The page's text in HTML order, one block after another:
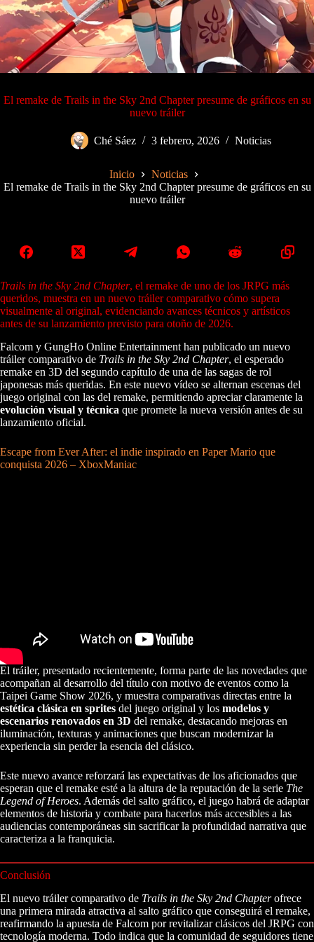
El remake de Trails in the Sky 2nd Chapter presume de gráficos en su
nuevo tráiler
Ché Sáez 3 febrero, 2026 Noticias
Inicio
Noticias
El remake de Trails in the Sky 2nd Chapter presume de gráficos en su
nuevo tráiler
Trails in the Sky 2nd Chapter, el remake de uno de los JRPG más
queridos, muestra en un nuevo tráiler comparativo cómo supera
visualmente al original, evidenciando avances técnicos y artísticos
antes de su lanzamiento previsto para otoño de 2026.
Falcom y GungHo Online Entertainment han publicado un nuevo
tráiler comparativo de Trails in the Sky 2nd Chapter, el esperado
remake en 3D del segundo capítulo de una de las sagas de rol
japonesas más queridas. En este nuevo vídeo se alternan escenas del
juego original con las del remake, permitiendo apreciar claramente la
evolución visual y técnica que promete la nueva versión antes de su
lanzamiento oficial.
Escape from Ever After: el indie inspirado en Paper Mario que
conquista 2026 – XboxManiac
El tráiler, presentado recientemente, forma parte de las novedades que
acompañan al desarrollo del título con motivo de eventos como la
Taipei Game Show 2026, y muestra comparativas directas entre la
estética clásica en sprites del juego original y los modelos y
escenarios renovados en 3D del remake, destacando mejoras en
iluminación, texturas y animaciones que buscan modernizar la
experiencia sin perder la esencia del clásico.
Este nuevo avance reforzará las expectativas de los aficionados que
esperan que el remake esté a la altura de la reputación de la serie The
Legend of Heroes. Además del salto gráfico, el juego habrá de adaptar
elementos de historia y combate para hacerlos más accesibles a las
audiencias contemporáneas sin sacrificar la profundidad narrativa que
caracteriza a la franquicia.
Conclusión
El nuevo tráiler comparativo de Trails in the Sky 2nd Chapterofrece
una primera mirada atractiva al salto gráfico que conseguirá el remake,
reafirmando la apuesta de Falcom por revitalizar clásicos del JRPG con
tecnología moderna. Todo indica que la comunidad de seguidores tiene